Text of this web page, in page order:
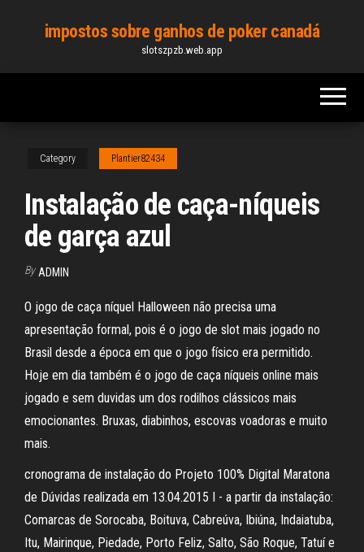
content
impostos sobre ganhos de poker canadá
slotszpzb.web.app
Category Plantier82434
Instalação de caça-níqueis
de garça azul
By ADMIN
O jogo de caça níquel Halloween não precisa uma
apresentação formal, pois é o jogo de slot mais jogado no
Brasil desde a época em que o jogo físico era permitido.
Hoje em dia também é o jogo de caça níqueis online mais
jogado e sem duvidas um dos rodilhos clássicos mais
emocionantes. Bruxas, diabinhos, escovas voadoras e muito
mais.
cronograma de instalação do Projeto 100% Digital Maratona
de Dúvidas realizada em 13.04.2015 I - a partir da instalação:
Comarcas de Sorocaba, Boituva, Cabreúva, Ibiúna, Indaiatuba,
Itu, Mairinque, Piedade, Porto Feliz, Salto, São Roque, Tatuí e